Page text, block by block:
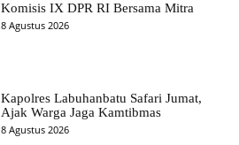
Komisis IX DPR RI Bersama Mitra
8 Agustus 2026
Kapolres Labuhanbatu Safari Jumat,
Ajak Warga Jaga Kamtibmas
8 Agustus 2026